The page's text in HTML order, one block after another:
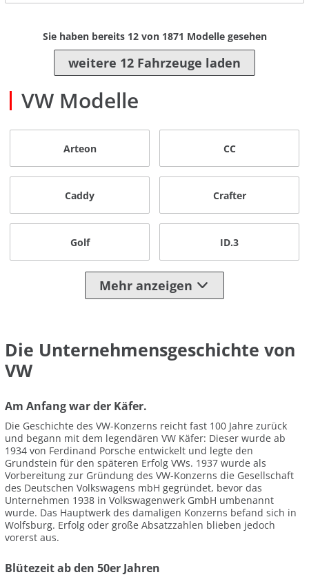
Sie haben bereits 12von 1871 Modelle gesehen
weitere 12 Fahrzeuge laden
VW Modelle
Arteon CC
Caddy Crafter
Golf ID.3
Mehr anzeigen
Die Unternehmensgeschichte von
VW
Am Anfang war der Käfer.
Die Geschichte des VW-Konzerns reicht fast 100 Jahre zurück
und begann mit dem legendären VW Käfer: Dieser wurde ab
1934 von Ferdinand Porsche entwickelt und legte den
Grundstein für den späteren Erfolg VWs. 1937 wurde als
Vorbereitung zur Gründung des VW-Konzerns die Gesellschaft
des Deutschen Volkswagens mbH gegründet, bevor das
Unternehmen 1938 in Volkswagenwerk GmbH umbenannt
wurde. Das Hauptwerk des damaligen Konzerns befand sich in
Wolfsburg. Erfolg oder große Absatzzahlen blieben jedoch
vorerst aus.
Blütezeit ab den 50er Jahren